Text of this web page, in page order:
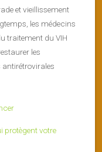
et vieillissement
les médecins
traitement du VIH
les
antirétrovirales
protègent votre